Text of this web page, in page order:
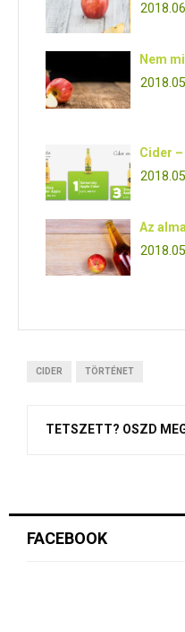
Nem
Cider
Az
CIDER TÖRTÉNET
TETSZETT? OSZD
FACEBOOK